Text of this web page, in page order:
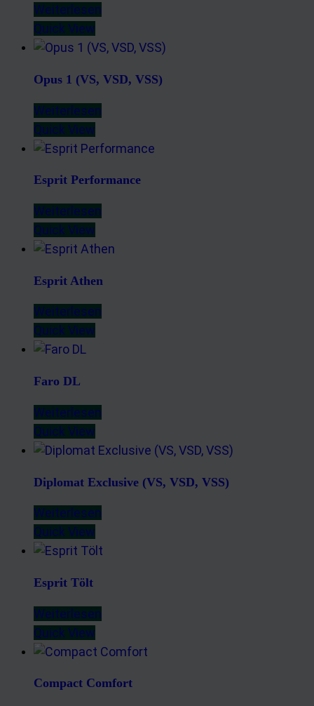
Weiterlesen
Quick View
Opus 1 (VS, VSD, VSS)
Weiterlesen
Quick View
Esprit Performance
Weiterlesen
Quick View
Esprit Athen
Weiterlesen
Quick View
Faro DL
Weiterlesen
Quick View
Diplomat Exclusive (VS, VSD, VSS)
Weiterlesen
Quick View
Esprit Tölt
Weiterlesen
Quick View
Compact Comfort